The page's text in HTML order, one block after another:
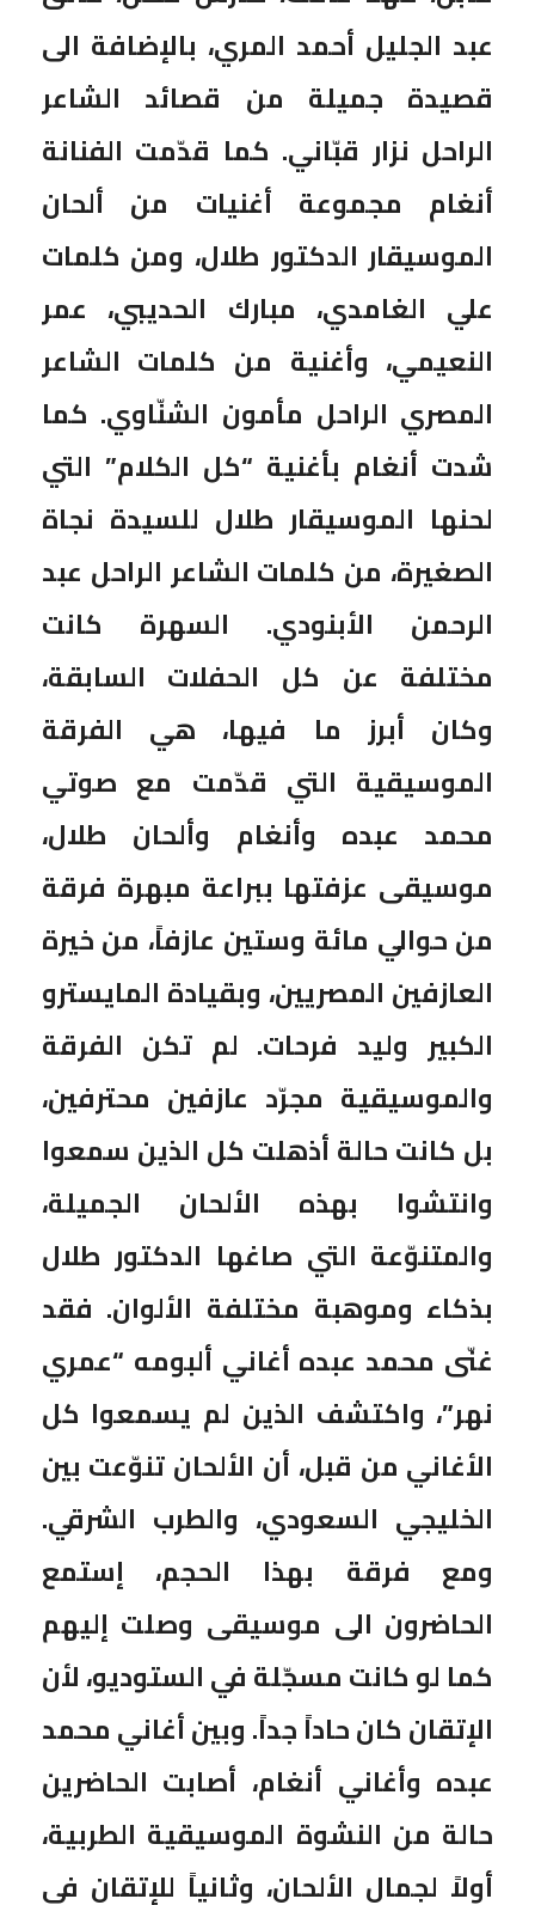
عبد الجليل أحمد المري، بالإضافة الى
قصيدة جميلة من قصائد الشاعر
الراحل نزار قبّاني. كما قدّمت الفنانة
أنغام مجموعة أغنيات من ألحان
الموسيقار الدكتور طلال، ومن كلمات
علي الغامدي، مبارك الحديبي، عمر
النعيمي، وأغنية من كلمات الشاعر
المصري الراحل مأمون الشنّاوي. كما
شدت أنغام بأغنية “كل الكلام” التي
لحنها الموسيقار طلال للسيدة نجاة
الصغيرة، من كلمات الشاعر الراحل عبد
الرحمن الأبنودي. السهرة كانت
مختلفة عن كل الحفلات السابقة،
وكان أبرز ما فيها، هي الفرقة
الموسيقية التي قدّمت مع صوتي
محمد عبده وأنغام وألحان طلال،
موسيقى عزفتها ببراعة مبهرة فرقة
من حوالي مائة وستين عازفاً، من خيرة
العازفين المصريين، وبقيادة المايسترو
الكبير وليد فرحات. لم تكن الفرقة
والموسيقية مجرّد عازفين محترفين،
بل كانت حالة أذهلت كل الذين سمعوا
وانتشوا بهذه الألحان الجميلة،
والمتنوّعة التي صاغها الدكتور طلال
بذكاء وموهبة مختلفة الألوان. فقد
غنّى محمد عبده أغاني ألبومه “عمري
نهر”، واكتشف الذين لم يسمعوا كل
الأغاني من قبل، أن الألحان تنوّعت بين
الخليجي السعودي، والطرب الشرقي.
ومع فرقة بهذا الحجم، إستمع
الحاضرون الى موسيقى وصلت إليهم
كما لو كانت مسجّلة في الستوديو، لأن
الإتقان كان حاداً جداً. وبين أغاني محمد
عبده وأغاني أنغام، أصابت الحاضرين
حالة من النشوة الموسيقية الطربية،
أولاً لجمال الألحان، وثانياً للإتقان في